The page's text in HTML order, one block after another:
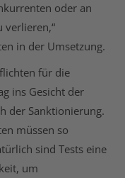
oder an
verlieren,“
in der Umsetzung.
für die
ins Gesicht der
der Sanktionierung.
müssen so
sind Tests eine
um